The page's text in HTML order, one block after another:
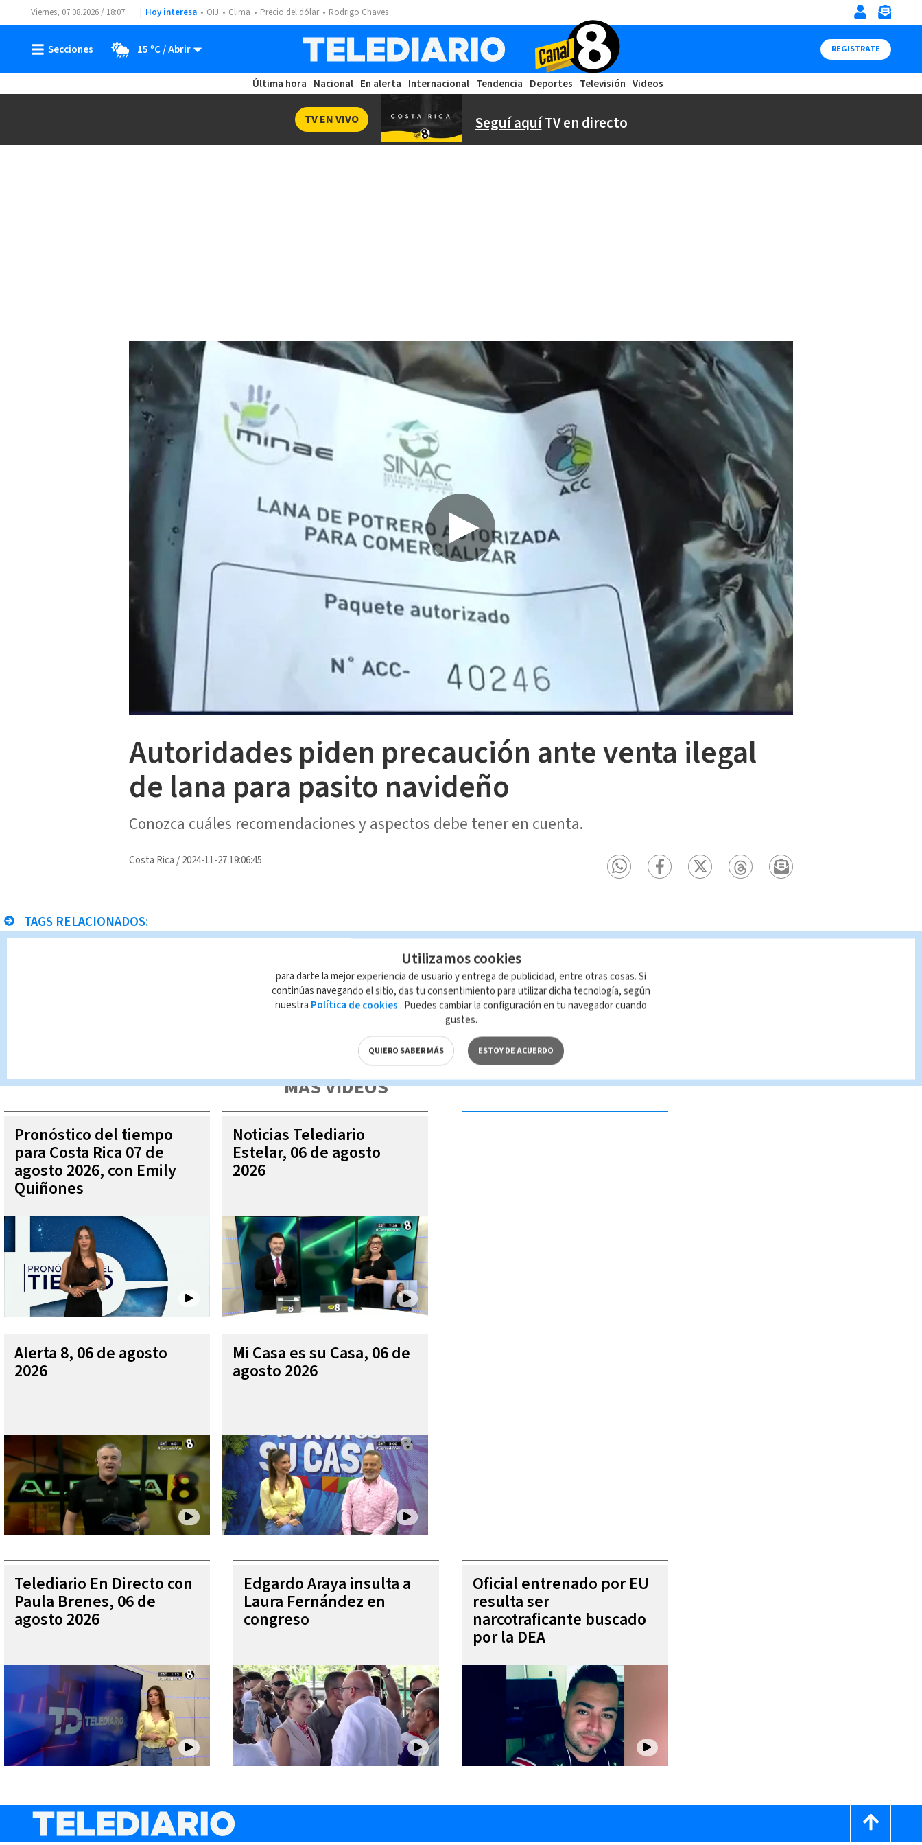
Viernes, 07.08.2026 / 18:07 Hoy interesa OIJ Clima Precio del dólar Rodrigo Chaves
15 ºC REGISTRATE
Última hora Nacional En alerta Internacional Tendencia Deportes Televisión Videos
Seguí aquíTV en directo
TV EN VIVO
Autoridades piden precaución ante venta ilegal
de lana para pasito navideño
Conozca cuáles recomendaciones y aspectos debe tener en cuenta.
Costa Rica /2024-11-27 19:06:45
TAGS RELACIONADOS:
Queda prohibida la reproducción total o parcial del contenido de esta página, mismo que es propiedad de TELEDIARIO; su reproducción no
autorizada constituye una infracción y un delito de conformidad con las leyes aplicables.
MÁS VIDEOS
Pronóstico del tiempo
para Costa Rica 07 de
agosto 2026, con Emily
Quiñones
Noticias Telediario
Estelar, 06 de agosto
2026
Alerta 8, 06 de agosto
2026
Mi Casa es su Casa, 06 de
agosto 2026
Telediario En Directo con
Paula Brenes, 06 de
agosto 2026
Edgardo Araya insulta a
Laura Fernández en
congreso
Oficial entrenado por EU
resulta ser
narcotraficante buscado
por la DEA
Utilizamos cookies
para darte la mejor experiencia de usuario y entrega de publicidad, entre otras cosas. Si
continúas navegando el sitio, das tu consentimiento para utilizar dicha tecnología, según
nuestra Política de cookies . Puedes cambiar la configuración en tu navegador cuando
gustes.
QUIERO SABER MÁS ESTOY DE ACUERDO